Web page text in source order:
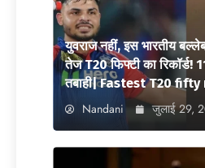
युवराज नहीं, इस भारतीय
तेज T20 फिफ्टी का रिकॉर्ड!
तबाही| Fastest T20
Nandani जुलाई 29,